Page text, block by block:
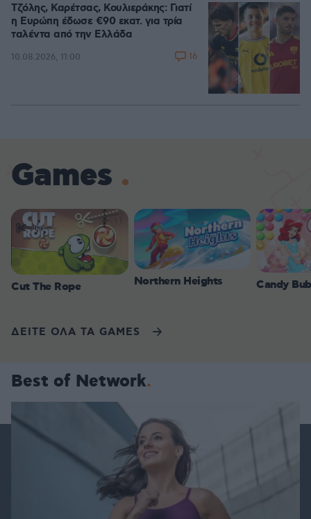
Τζόλης, Καρέτσας, Κουλιεράκης: Γιατί
η Ευρώπη έδωσε €90 εκατ. για τρία
ταλέντα από την Ελλάδα
10.08.2026, 11:00 16
Games
Cut The Rope Northern Heights Candy
ΔΕΙΤΕ ΟΛΑ ΤΑ GAMES
Best of Network